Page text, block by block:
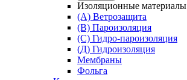
Изоляционные материалы
(А) Ветрозащита
(В) Пароизоляция
(С) Гидро-пароизоляция
(Д) Гидроизоляция
Мембраны
Фольга